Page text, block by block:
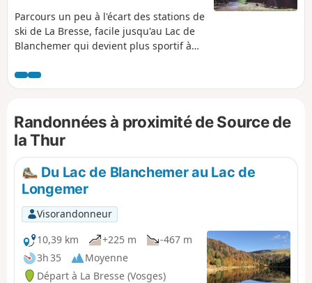
Parcours un peu à l'écart des stations de
ski de La Bresse, facile jusqu'au Lac de
Blanchemer qui devient plus sportif à
spectacle offert par le panorama
exceptionnel depuis le sommet en vaut
Randonnées à proximité de Source de
la Thur
Du Lac de Blanchemer au Lac de
Longemer
Visorandonneur
10,39 km
+225 m
-467 m
3h 35
Moyenne
Départ à La Bresse (Vosges)